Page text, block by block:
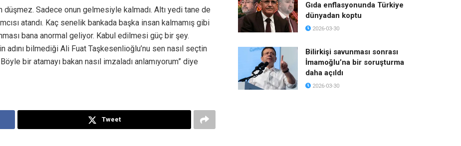
düşmez. Sadece onun gelmesiyle kalmadı. Altı yedi tane de
atandı. Kaç senelik bankada başka insan kalmamış gibi
bana anormal geliyor. Kabul edilmesi güç bir şey.
adını bilmediği Ali Fuat Taşkesenlioğlu’nu sen nasıl seçtin
bir atamayı bakan nasıl imzaladı anlamıyorum” diye
Tweet
Gıda enflasyonunda Türkiye
dünyadan koptu
2026-03-30
Bilirkişi savunması sonrası
İmamoğlu’na bir soruşturma
daha açıldı
2026-03-30